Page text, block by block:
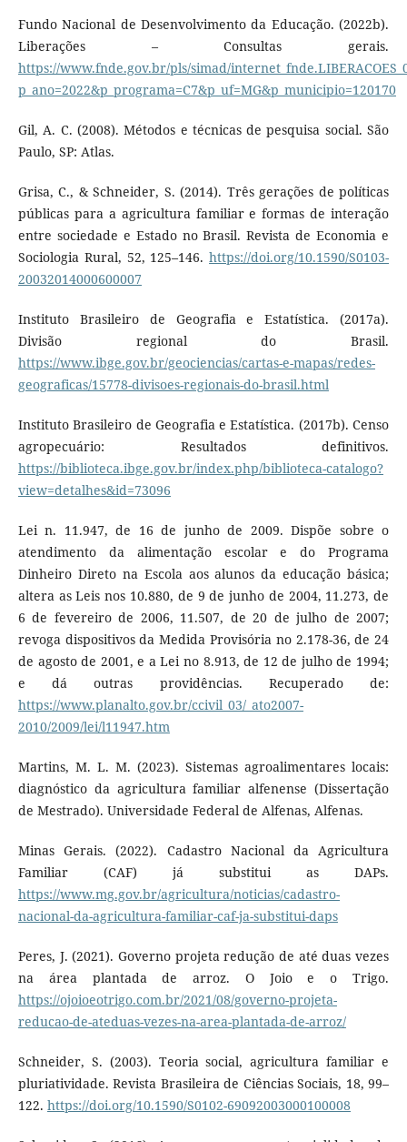
Fundo Nacional de Desenvolvimento da Educação. (2022b).
Liberações – Consultas gerais.
https://www.fnde.gov.br/pls/simad/
p_ano=2022&p_programa=C7&p_uf=MG&p_municipio=120170
Gil, A. C. (2008). Métodos e técnicas de pesquisa social. São
Paulo, SP: Atlas.
Grisa, C., & Schneider, S. (2014). Três gerações de políticas
públicas para a agricultura familiar e formas de interação
entre sociedade e Estado no Brasil. Revista de Economia e
Sociologia Rural, 52, 125–146.https://doi.org/10.1590/S0103-
20032014000600007
Instituto Brasileiro de Geografia e Estatística. (2017a).
Divisão regional do Brasil.
https://www.ibge.gov.br/geociencias/cartas-e-mapas/redes-
geograficas/15778-divisoes-regionais-do-brasil.html
Instituto Brasileiro de Geografia e Estatística. (2017b). Censo
agropecuário: Resultados definitivos.
https://biblioteca.ibge.gov.br/index.php/biblioteca-catalogo?
view=detalhes&id=73096
Lei n. 11.947, de 16 de junho de 2009. Dispõe sobre o
atendimento da alimentação escolar e do Programa
Dinheiro Direto na Escola aos alunos da educação básica;
altera as Leis nos 10.880, de 9 de junho de 2004, 11.273, de
6 de fevereiro de 2006, 11.507, de 20 de julho de 2007;
revoga dispositivos da Medida Provisória no 2.178-36, de 24
de agosto de 2001, e a Lei no 8.913, de 12 de julho de 1994;
e dá outras providências. Recuperado de:
https://www.planalto.gov.br/ccivil_03/_ato2007-
2010/2009/lei/l11947.htm
Martins, M. L. M. (2023). Sistemas agroalimentares locais:
diagnóstico da agricultura familiar alfenense (Dissertação
de Mestrado). Universidade Federal de Alfenas, Alfenas.
Minas Gerais. (2022). Cadastro Nacional da Agricultura
Familiar (CAF) já substitui as DAPs.
https://www.mg.gov.br/agricultura/noticias/cadastro-
nacional-da-agricultura-familiar-caf-ja-substitui-daps
Peres, J. (2021). Governo projeta redução de até duas vezes
na área plantada de arroz. O Joio e o Trigo.
https://ojoioeotrigo.com.br/2021/08/governo-projeta-
reducao-de-ateduas-vezes-na-area-plantada-de-arroz/
Schneider, S. (2003). Teoria social, agricultura familiar e
pluriatividade. Revista Brasileira de Ciências Sociais, 18, 99–
122. https://doi.org/10.1590/S0102-69092003000100008